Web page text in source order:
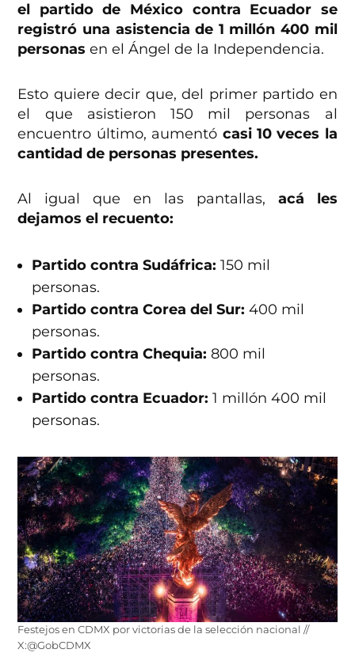
el partido de México contra Ecuador se
registró una asistencia de 1 millón 400 mil
personas en el Ángel de la Independencia.
Esto quiere decir que, del primer partido en
el que asistieron 150 mil personas al
encuentro último, aumentó casi 10 veces la
cantidad de personas presentes.
Al igual que en las pantallas, acá les
dejamos el recuento:
Partido contra Sudáfrica:150 mil
personas.
Partido contra Corea del Sur: 400 mil
personas.
Partido contra Chequia:800 mil
personas.
Partido contra Ecuador:1 millón 400 mil
personas.
Festejos en CDMX por victorias de la selección nacional //
X:@GobCDMX